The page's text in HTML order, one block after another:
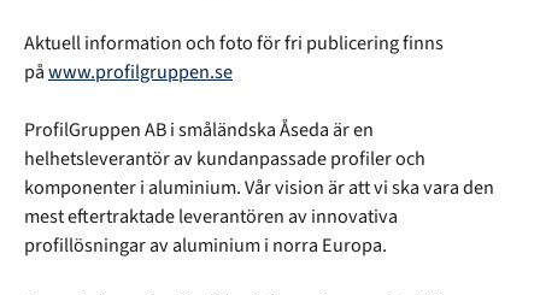
Aktuell information och foto för fri publicering finns
påwww.profilgruppen.se
ProfilGruppen AB i småländska Åseda är en
helhetsleverantör av kundanpassade profiler och
komponenter i aluminium. Vår vision är att vi ska vara den
mest eftertraktade leverantören av innovativa
profillösningar av aluminium i norra Europa.